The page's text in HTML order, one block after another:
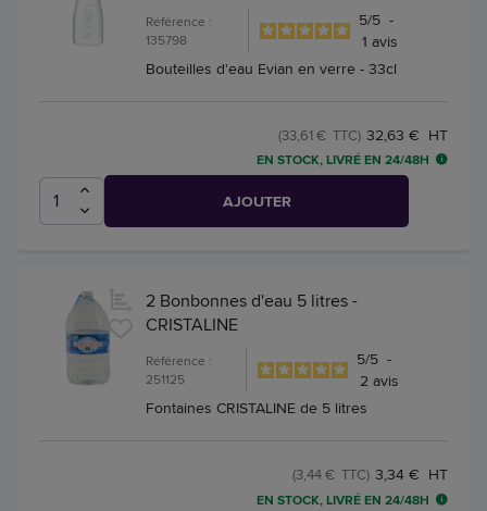
Référence :
135798
5/5 -
1 avis
Bouteilles d'eau Evian en verre - 33cl
32,63 € HT
(33,61 € TTC)
EN STOCK, LIVRÉ EN 24/48H
AJOUTER
2 Bonbonnes d'eau 5 litres -
CRISTALINE
Référence :
251125
5/5 -
2 avis
Fontaines CRISTALINE de 5 litres
3,34 € HT
(3,44 € TTC)
EN STOCK, LIVRÉ EN 24/48H